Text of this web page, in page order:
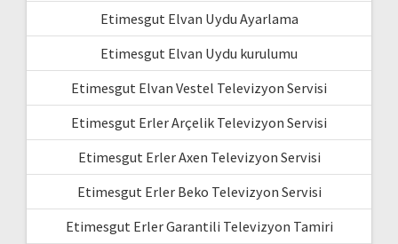
Etimesgut Elvan Uydu Ayarlama
Etimesgut Elvan Uydu kurulumu
Etimesgut Elvan Vestel Televizyon Servisi
Etimesgut Erler Arçelik Televizyon Servisi
Etimesgut Erler Axen Televizyon Servisi
Etimesgut Erler Beko Televizyon Servisi
Etimesgut Erler Garantili Televizyon Tamiri